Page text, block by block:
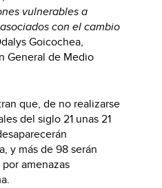
vulnerables a
con el cambio
Goicochea,
General de Medio
que, de no realizarse
del siglo 21 unas 21
y más de 98 serán
amenazas